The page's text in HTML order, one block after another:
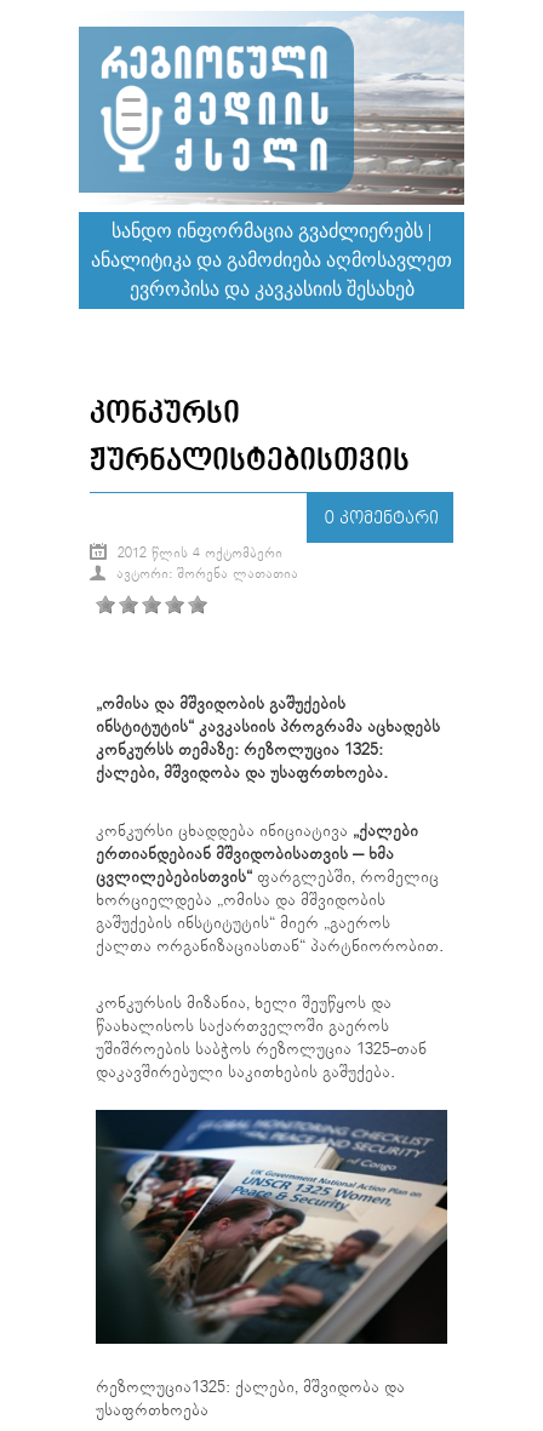
ᲡᲐᲜᲓᲝ ᲘᲜᲤᲝᲠᲛᲐᲪᲘᲐ ᲒᲕᲐᲫᲚᲘᲔᲠᲔᲑᲡ |
ᲐᲜᲐᲚᲘᲢᲘᲙᲐ ᲓᲐ ᲒᲐᲛᲝᲫᲘᲔᲑᲐ ᲐᲦᲛᲝᲡᲐᲕᲚᲔᲗ
ᲔᲕᲠᲝᲞᲘᲡᲐ ᲓᲐ ᲙᲐᲕᲙᲐᲡᲘᲘᲡ ᲨᲔᲡᲐᲮᲔᲑ
ᲙᲝᲜᲙᲣᲠᲡᲘ
ᲟᲣᲠᲜᲐᲚᲘᲡᲢᲔᲑᲘᲡᲗᲕᲘᲡ
0 ᲙᲝᲛᲔᲜᲢᲐᲠᲘ
2012 ᲬᲚᲘᲡ 4 ᲝᲥᲢᲝᲛᲑᲔᲠᲘ
ᲐᲕᲢᲝᲠᲘ: ᲨᲝᲠᲔᲜᲐ ᲚᲐᲗᲐᲗᲘᲐ
„ომისა და მშვიდობის გაშუქების
ინსტიტუტის“ კავკასიის პროგრამა აცხადებს
კონკურსს თემაზე: რეზოლუცია 1325:
ქალები, მშვიდობა და უსაფრთხოება.
კონკურსი ცხადდება ინიციატივა „ქალები
ერთიანდებიან მშვიდობისათვის – ხმა
ცვლილებებისთვის“ ფარგლებში, რომელიც
ხორციელდება „ომისა და მშვიდობის
გაშუქების ინსტიტუტის“ მიერ „გაეროს
ქალთა ორგანიზაციასთან“ პარტნიორობით.
კონკურსის მიზანია, ხელი შეუწყოს და
წაახალისოს საქართველოში გაეროს
უშიშროების საბჭოს რეზოლუცია 1325-თან
დაკავშირებული საკითხების გაშუქება.
რეზოლუცია1325: ქალები, მშვიდობა და
უსაფრთხოება